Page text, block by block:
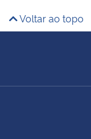
Voltar ao topo